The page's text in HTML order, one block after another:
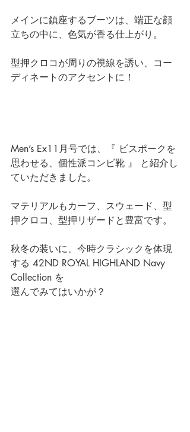
メインに鎮座するブーツは、端正な顔
立ちの中に、色気が香る仕上がり。
型押クロコが周りの視線を誘い、コー
ディネートのアクセントに！
Men’s Ex11月号では、『 ビスポークを
思わせる、個性派コンビ靴 』 と紹介し
ていただきました。
マテリアルもカーフ、スウェード、型
押クロコ、型押リザードと豊富です。
秋冬の装いに、今時クラシックを体現
する 42ND ROYAL HIGHLAND Navy
Collection を
選んでみてはいかが？